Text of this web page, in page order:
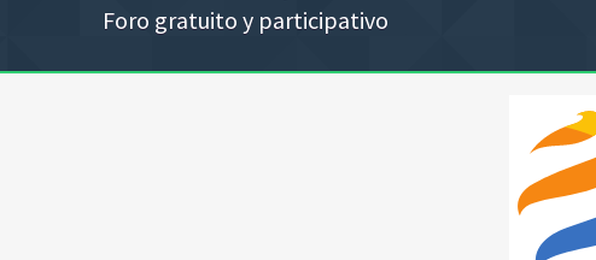
Foro gratuito y participativo